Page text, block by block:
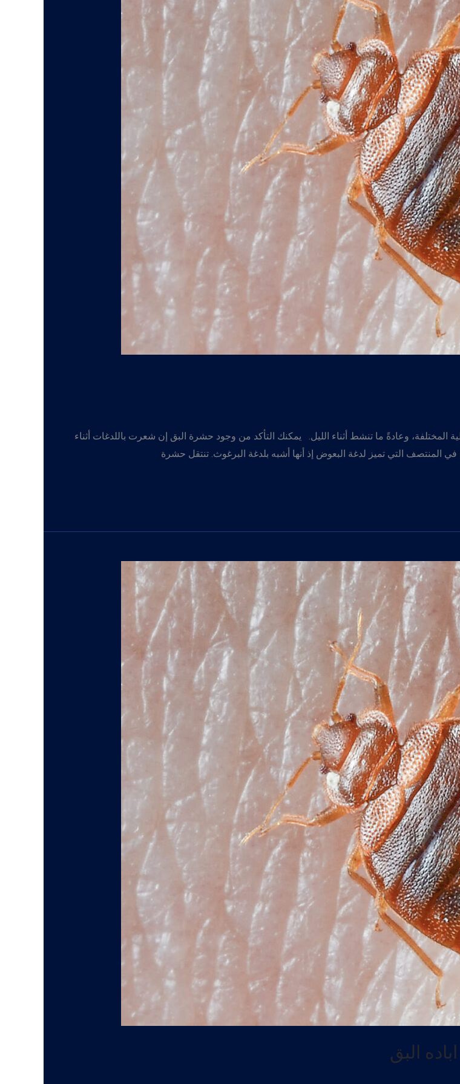
وعادةً ما تنشط أثناء الليل. يمكنك التأكد من وجود حشرة البق إن شعرت باللدغات أثناء
المنتصف التي تميز لدغة البعوض إذ أنها أشبه بلدغة البرغوث. تنتقل حشرة
البق